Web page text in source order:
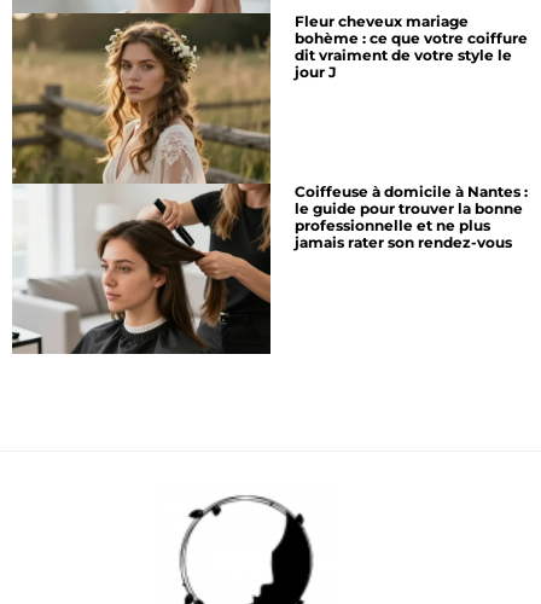
Fleur cheveux mariage
bohème : ce que votre coiffure
dit vraiment de votre style le
jour J
Coiffeuse à domicile à Nantes :
le guide pour trouver la bonne
professionnelle et ne plus
jamais rater son rendez-vous